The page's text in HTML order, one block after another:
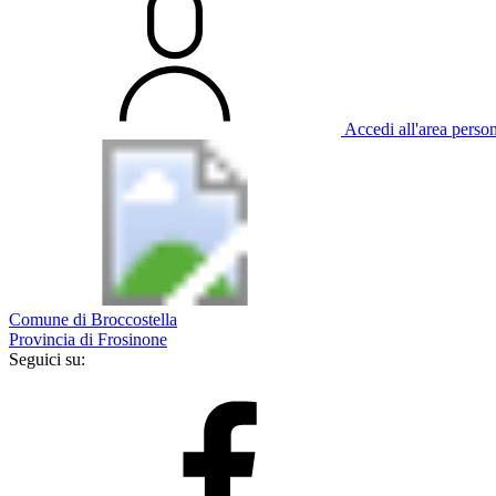
Accedi all'area
Comune di Broccostella
Provincia di Frosinone
Seguici su: